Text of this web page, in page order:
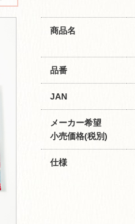
商品名
品番
JAN
メーカー希望
小売価格(税別)
仕様